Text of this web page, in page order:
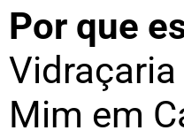
Por que
Mim em